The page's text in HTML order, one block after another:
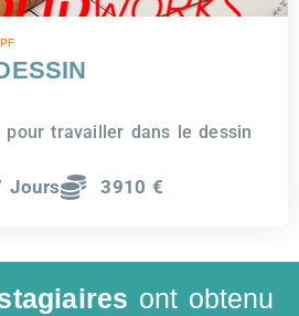
travailler dans le dessin
Jours 3910 €
ont obtenu